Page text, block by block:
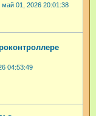
май 01, 2026 20:01:38
04:53:49